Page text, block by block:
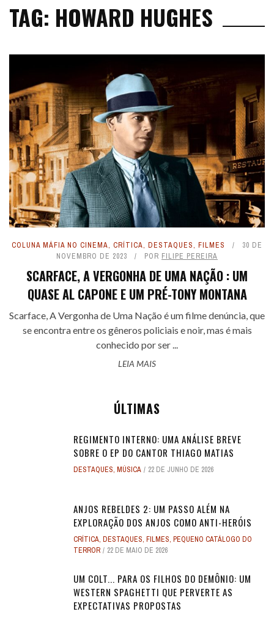
TAG: HOWARD HUGHES
COLUNA MÁFIA NO CINEMA, CRÍTICA, DESTAQUES, FILMES
30 DE
NOVEMBRO DE 2023
POR FILIPE PEREIRA
SCARFACE, A VERGONHA DE UMA NAÇÃO : UM
QUASE AL CAPONE E UM PRÉ-TONY MONTANA
Scarface, A Vergonha de Uma Nação é um filme denúncia, que
se encontra entre os gêneros policiais e noir, mas é mais
conhecido por ser ...
LEIA MAIS
ÚLTIMAS
REGIMENTO INTERNO: UMA ANÁLISE BREVE
SOBRE O EP DO CANTOR THIAGO MATIAS
DESTAQUES, MÚSICA 22 DE JUNHO DE 2026
ANJOS REBELDES 2: UM PASSO ALÉM NA
EXPLORAÇÃO DOS ANJOS COMO ANTI-HERÓIS
CRÍTICA, DESTAQUES, FILMES, PEQUENO CATÁLOGO DO
TERROR
22 DE MAIO DE 2026
UM COLT... PARA OS FILHOS DO DEMÔNIO: UM
WESTERN SPAGHETTI QUE PERVERTE AS
EXPECTATIVAS PROPOSTAS